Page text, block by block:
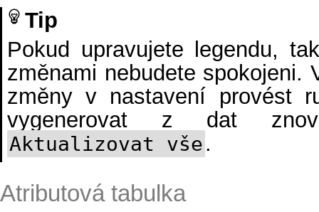
Tip
Pokud upravujete legendu,
změnami nebudete spokojeni.
změny v nastavení provést
vygenerovat z dat
Aktualizovat vše.
Atributová tabulka